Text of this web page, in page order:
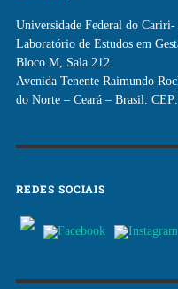
Universidade Federal do
Laboratório de Estudos em
Bloco M, Sala 212
Avenida Tenente Raimundo
do Norte – Ceará – Brasil.
REDES SOCIAIS